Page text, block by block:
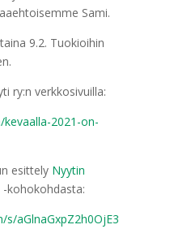
Sami.
9.2. Tuokioihin
ry:n verkkosivuilla:
2021-on-
esittely Nyytin
kohokohdasta:
aGlnaGxpZ2h0OjE3